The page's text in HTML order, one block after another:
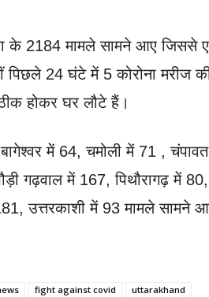
के 2184 मामले सामने आए जिससे
पिछले 24 घंटे में 5 कोरोना मरीज
होकर घर लौटे हैं।
में 64, चमोली में 71 ,
गढ़वाल में 167, पिथौरागढ़ में
उत्तरकाशी में 93 मामले सामने
fight against covid uttarakhand